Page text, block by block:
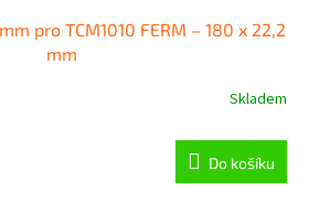
pro TCM1010 FERM – 180 x 22,2
mm
Skladem
Do košíku